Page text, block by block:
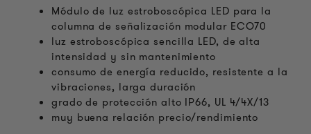
Módulo de luz estroboscópica LED para la
columna de señalización modular ECO70
luz estroboscópica sencilla LED, de alta
intensidad y sin mantenimiento
consumo de energía reducido, resistente a la
vibraciones, larga duración
grado de protección alto IP66, UL 4/4X/13
muy buena relación precio/rendimiento